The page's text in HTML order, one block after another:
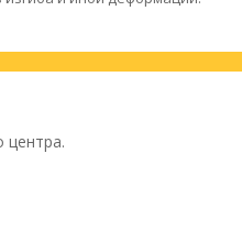
центра.